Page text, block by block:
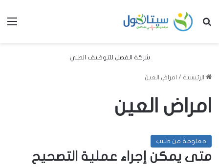
بحث عن
شركة الفضل للتوظيف الطبي
الرئيسية / امراض العين
امراض العين
معلومة من طبيب
متى يمكن إجراء عملية التصحيح